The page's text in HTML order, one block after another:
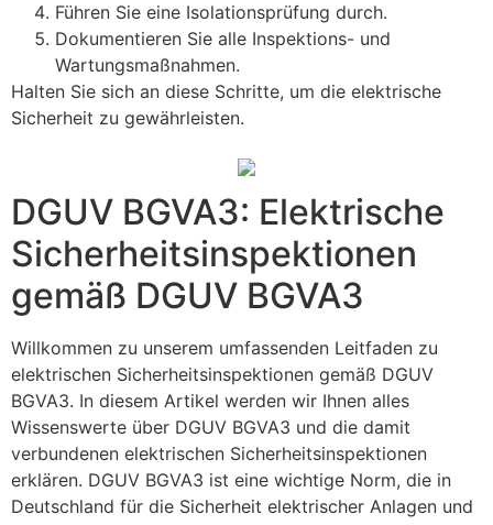
Führen Sie eine Isolationsprüfung durch.
Dokumentieren Sie alle Inspektions- und
Wartungsmaßnahmen.
Halten Sie sich an diese Schritte, um die elektrische
Sicherheit zu gewährleisten.
DGUV BGVA3: Elektrische
Sicherheitsinspektionen
gemäß DGUV BGVA3
Willkommen zu unserem umfassenden Leitfaden zu
elektrischen Sicherheitsinspektionen gemäß DGUV
BGVA3. In diesem Artikel werden wir Ihnen alles
Wissenswerte über DGUV BGVA3 und die damit
verbundenen elektrischen Sicherheitsinspektionen
erklären. DGUV BGVA3 ist eine wichtige Norm, die in
Deutschland für die Sicherheit elektrischer Anlagen und